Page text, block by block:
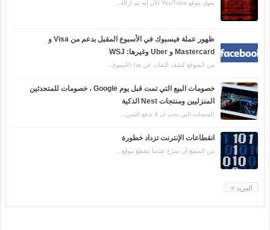
يقول موقع YouTube الآن إنه تم إزالة...
ظهور عملة فيسبوك في الأسبوع المقبل بدعم من Visa و
Mastercard و Uber وغيرها: WSJ
من المتوقع كشف النقاب عن هذا الأسبوع...
خصومات البيع التي تمت قبل يوم Google ، خصومات للمتحدثين
المنزليين ومنتجات Nest الذكية
المنتجات التي يجب أن لا تدفع الثمن...
انقطاعات الإنترنت تزداد خطورة
من الممتع أن تمزح عندما ينقطع موقع...
المزيد »